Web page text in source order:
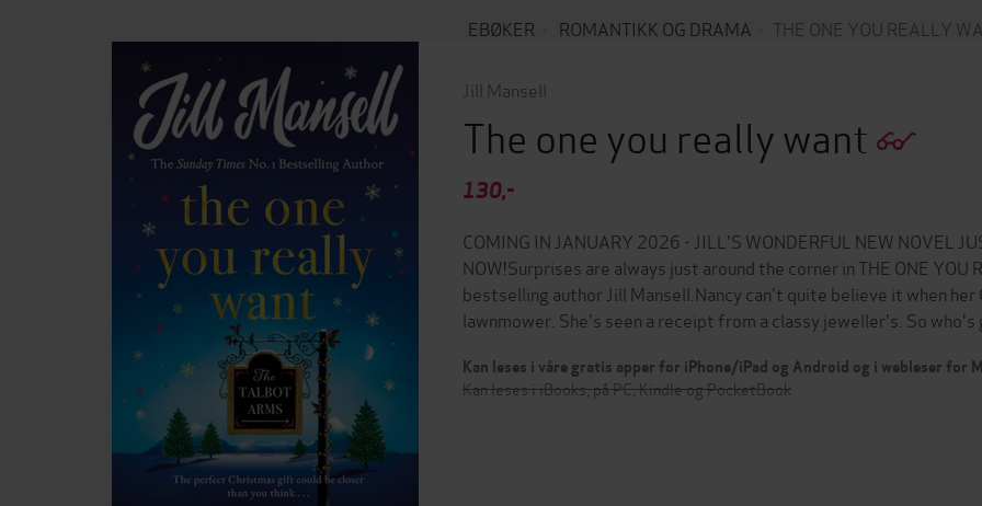
EBØKER ROMANTIKK OG DRAMA THE ONE YOU REALLY
Jill Mansell
The one you really want
130,-
COMING IN JANUARY 2026 - JILL'S WONDERFUL NEW NOVEL
NOW!Surprises are always just around the corner in THE ONE
bestselling author Jill Mansell.Nancy can't quite believe it when her
lawnmower. She's seen a receipt from a classy jeweller's. So who's
Kan leses i våre gratis apper for iPhone/iPad og Android og i webleser for
Kan leses i iBooks, på PC, Kindle og PocketBook